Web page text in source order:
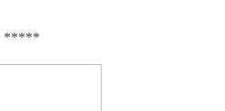
*****